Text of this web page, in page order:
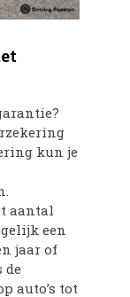
kun je
aantal
een
jaar of
de
auto’s tot